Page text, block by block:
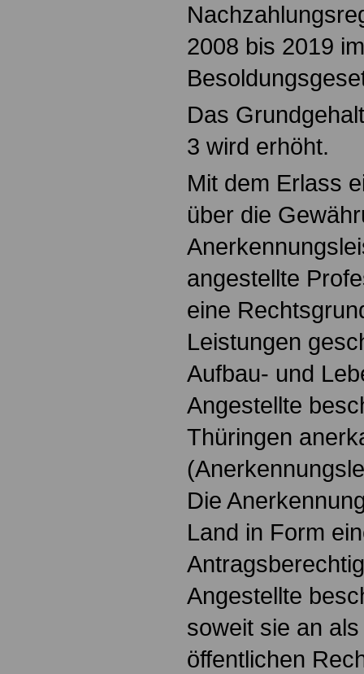
2008 bis 2019
Das
3 wird erhöht.
Mit dem Erlass
über die
angestellte
eine
Leistungen
Aufbau- und
Angestellte
Thüringen
Die
Land in Form
Angestellte
soweit sie an
öffentlichen